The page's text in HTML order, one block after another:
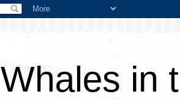
Whales in